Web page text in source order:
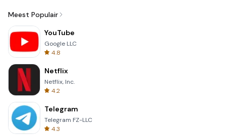
Meest Populair
YouTube
Google LLC
4.8
Netflix
Netflix, Inc.
4.2
Telegram
Telegram FZ-LLC
4.3